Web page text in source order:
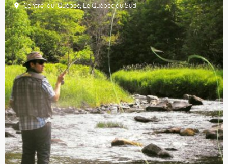
Centre-du-Québec,Le Québec du Sud